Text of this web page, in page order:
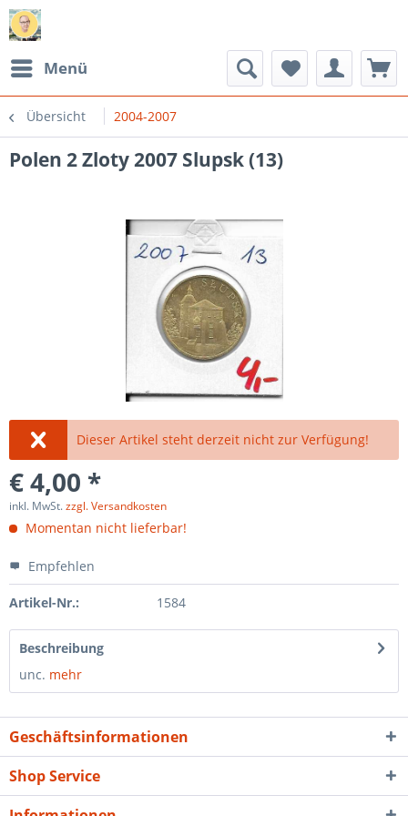
Menü
Übersicht 2004-2007
Polen 2 Zloty 2007 Slupsk (13)
Dieser Artikel steht derzeit nicht zur Verfügung!
€ 4,00 *
inkl. MwSt.zzgl. Versandkosten
Momentan nicht lieferbar!
Empfehlen
Artikel-Nr.: 1584
Beschreibung
unc. mehr
Geschäftsinformationen
Shop Service